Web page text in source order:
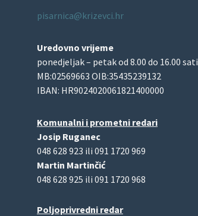
pisarnica@krizevci.hr
Uredovno vrijeme
ponedjeljak – petak od 8.00 do 16.00 sati
MB:02569663 OIB:35435239132
IBAN: HR9024020061821400000
Komunalni i prometni redari
Josip Ruganec
048 628 923 ili 091 1720 969
Martin Martinčić
048 628 925 ili 091 1720 968
Poljoprivredni redar